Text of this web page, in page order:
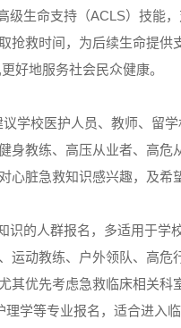
级生命支持（ACLS）技能
抢救时间，为后续生命提供
好地服务社会民众健康。
学校医护人员、教师、留
身教练、高压从业者、高危
心脏急救知识感兴趣，及希
识的人群报名，多适用于学
运动教练、户外领队、高危
其优先考虑急救临床相关科
学等专业报名，适合进入